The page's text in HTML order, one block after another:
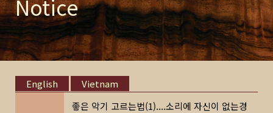
Notice
English Vietnam
좋은 악기 고르는법(1)....소리에 자신이 없는경